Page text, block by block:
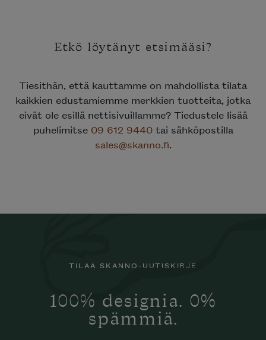
Etkö löytänyt etsimääsi?
Tiesithän, että kauttamme on mahdollista tilata
kaikkien edustamiemme merkkien tuotteita, jotka
eivät ole esillä nettisivuillamme? Tiedustele lisää
puhelimitse 09 612 9440tai sähköpostilla
sales@skanno.fi.
TILAA SKANNO-UUTISKIRJE
100% designia. 0%
spämmiä.